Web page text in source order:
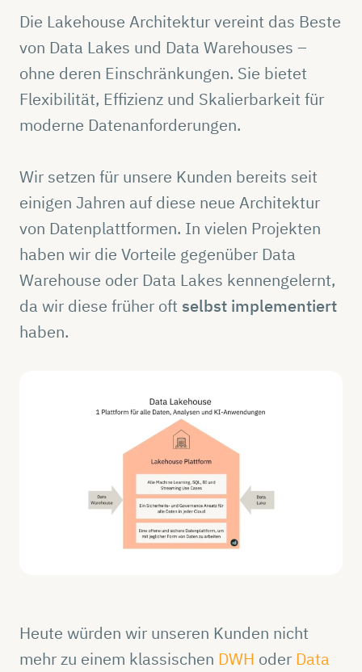
Die Lakehouse Architektur vereint das Beste
von Data Lakes und Data Warehouses –
ohne deren Einschränkungen. Sie bietet
Flexibilität, Effizienz und Skalierbarkeit für
moderne Datenanforderungen.
Wir setzen für unsere Kunden bereits seit
einigen Jahren auf diese neue Architektur
von Datenplattformen. In vielen Projekten
haben wir die Vorteile gegenüber Data
Warehouse oder Data Lakes kennengelernt,
da wir diese früher oft selbst implementiert
haben.
Heute würden wir unseren Kunden nicht
mehr zu einem klassischen DWH oder Data